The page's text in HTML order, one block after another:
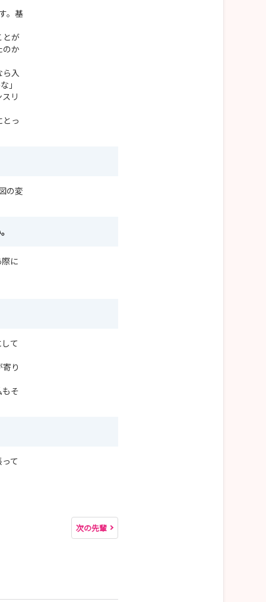
。基
とが
のか
ら入
」
リ
っ
の変
に
て
り
そ
て
次の先輩